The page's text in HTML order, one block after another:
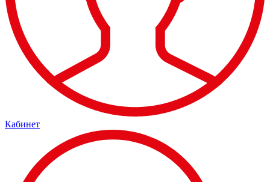
Кабинет